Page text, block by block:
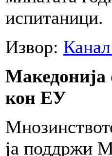
испитаници.
Извор:
Македонија
кон ЕУ
ја поддржи